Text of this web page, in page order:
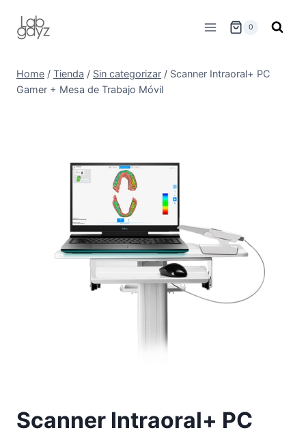
0
Home / Tienda / Sin categorizar / Scanner Intraoral+ PC
Gamer + Mesa de Trabajo Móvil
Scanner Intraoral+ PC